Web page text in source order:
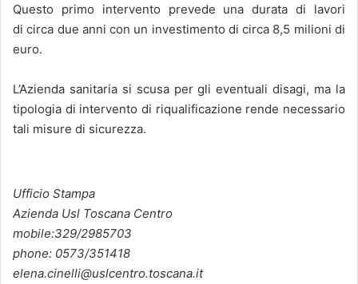
Questo primo intervento prevede una durata di lavori
di circa due anni con un investimento di circa 8,5 milioni di
euro.
L’Azienda sanitaria si scusa per gli eventuali disagi, ma la
tipologia di intervento di riqualificazione rende necessario
tali misure di sicurezza.
Ufficio Stampa
Azienda Usl Toscana Centro
mobile:329/2985703
phone: 0573/351418
elena.cinelli@uslcentro.toscana.it